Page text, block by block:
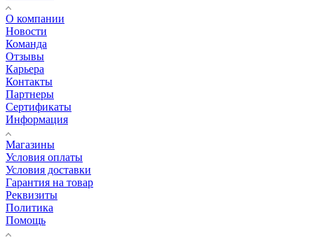
О компании
Новости
Команда
Отзывы
Карьера
Контакты
Партнеры
Сертификаты
Информация
Магазины
Условия оплаты
Условия доставки
Гарантия на товар
Реквизиты
Политика
Помощь